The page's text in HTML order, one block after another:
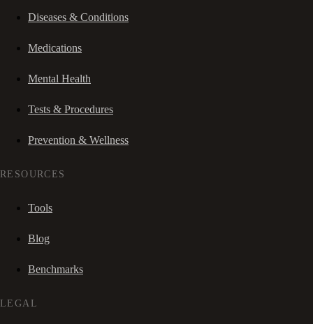
Diseases & Conditions
Medications
Mental Health
Tests & Procedures
Prevention & Wellness
RESOURCES
Tools
Blog
Benchmarks
LEGAL